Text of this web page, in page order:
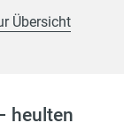
Übersicht
heulten